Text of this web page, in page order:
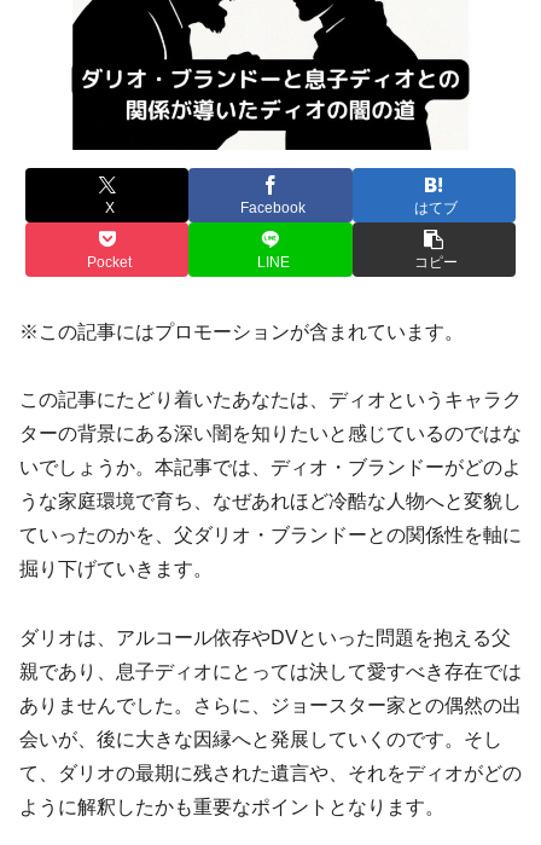
X Facebook はてブ
Pocket LINE コピー
※この記事にはプロモーションが含まれています。
この記事にたどり着いたあなたは、ディオというキャラク
ターの背景にある深い闇を知りたいと感じているのではな
いでしょうか。本記事では、ディオ・ブランドーがどのよ
うな家庭環境で育ち、なぜあれほど冷酷な人物へと変貌し
ていったのかを、父ダリオ・ブランドーとの関係性を軸に
掘り下げていきます。
ダリオは、アルコール依存やDVといった問題を抱える父
親であり、息子ディオにとっては決して愛すべき存在では
ありませんでした。さらに、ジョースター家との偶然の出
会いが、後に大きな因縁へと発展していくのです。そし
て、ダリオの最期に残された遺言や、それをディオがどの
ように解釈したかも重要なポイントとなります。